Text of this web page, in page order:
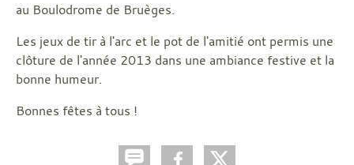
au Boulodrome de Bruèges.
Les jeux de tir à l'arc et le pot de l'amitié ont permis une
clôture de l'année 2013 dans une ambiance festive et la
bonne humeur.
Bonnes fêtes à tous !